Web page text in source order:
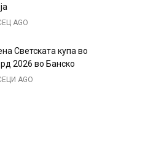
AGO
Светската купа во
2026 во Банско
AGO